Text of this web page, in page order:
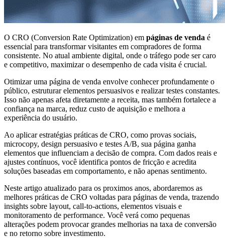
O CRO (Conversion Rate Optimization) em páginas de venda é
essencial para transformar visitantes em compradores de forma
consistente. No atual ambiente digital, onde o tráfego pode ser caro
e competitivo, maximizar o desempenho de cada visita é crucial.
Otimizar uma página de venda envolve conhecer profundamente o
público, estruturar elementos persuasivos e realizar testes constantes.
Isso não apenas afeta diretamente a receita, mas também fortalece a
confiança na marca, reduz custo de aquisição e melhora a
experiência do usuário.
Ao aplicar estratégias práticas de CRO, como provas sociais,
microcopy, design persuasivo e testes A/B, sua página ganha
elementos que influenciam a decisão de compra. Com dados reais e
ajustes contínuos, você identifica pontos de fricção e acredita
soluções baseadas em comportamento, e não apenas sentimento.
Neste artigo atualizado para os proximos anos, abordaremos as
melhores práticas de CRO voltadas para páginas de venda, trazendo
insights sobre layout, call-to-actions, elementos visuais e
monitoramento de performance. Você verá como pequenas
alterações podem provocar grandes melhorias na taxa de conversão
e no retorno sobre investimento.